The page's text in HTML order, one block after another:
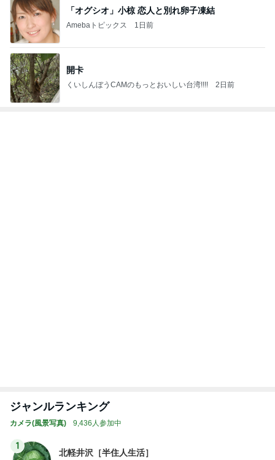
「オグシオ」小椋 恋人と別れ卵子凍結
Amebaトピックス 1日前
開卡
くいしんぼうCAMのもっとおいしい台湾!!!! 2日前
ジャンルランキング
カメラ(風景写真) 9,436人参加中
1
北軽井沢［半住人生活］